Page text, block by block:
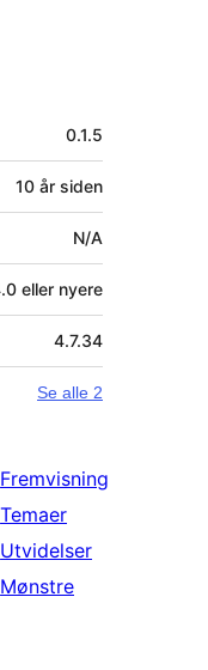
0.1.5
10 år siden
N/A
eller nyere
4.7.34
Se alle 2
Fremvisning
Temaer
Utvidelser
Mønstre